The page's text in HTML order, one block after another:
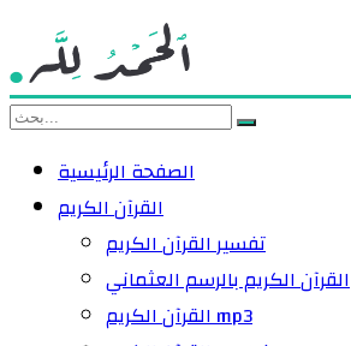
الصفحة الرئيسية
القرآن الكريم
تفسير القرآن الكريم
القرآن الكريم بالرسم العثماني
القرآن الكريم mp3